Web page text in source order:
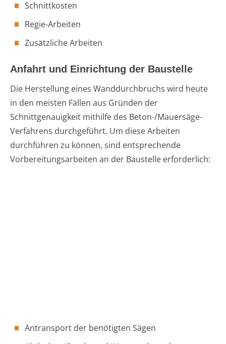
Schnittkosten
Regie-Arbeiten
Zusätzliche Arbeiten
Anfahrt und Einrichtung der Baustelle
Die Herstellung eines Wanddurchbruchs wird heute
in den meisten Fällen aus Gründen der
Schnittgenauigkeit mithilfe des Beton-/Mauersäge-
Verfahrens durchgeführt. Um diese Arbeiten
durchführen zu können, sind entsprechende
Vorbereitungsarbeiten an der Baustelle erforderlich:
Antransport der benötigten Sägen